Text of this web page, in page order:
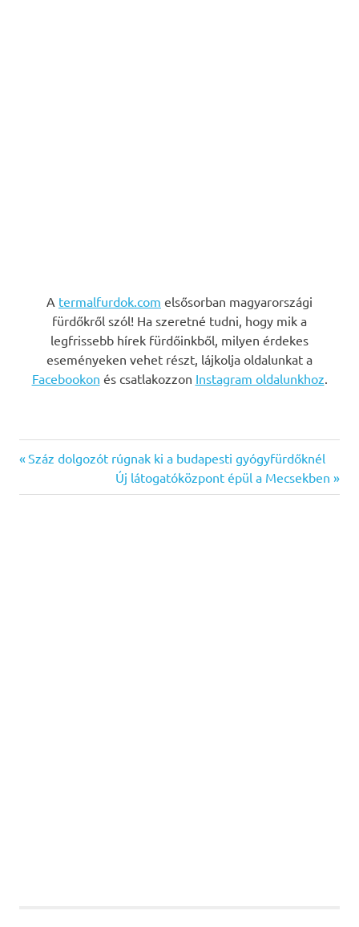
A termalfurdok.com elsősorban magyarországi
fürdőkről szól! Ha szeretné tudni, hogy mik a
legfrissebb hírek fürdőinkből, milyen érdekes
eseményeken vehet részt, lájkolja oldalunkat a
Facebookon és csatlakozzon Instagram oldalunkhoz.
Bejegyzés
navigáció
Previous
Száz dolgozót rúgnak ki a budapesti gyógyfürdőknél
Next
Post:
Új látogatóközpont épül a Mecsekben